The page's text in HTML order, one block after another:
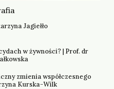
Jagiełło
w żywności? | Prof. dr
zmienia współczesnego
Kurska-Wilk